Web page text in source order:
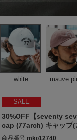
white mauve
SALE
30%OFF【seventy
cap (77arch) キャップ
商品番号 mko12740